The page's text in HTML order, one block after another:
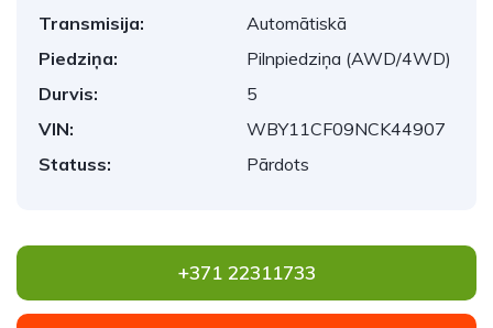
Transmisija:
Automātiskā
Piedziņa:
Pilnpiedziņa (AWD/4WD)
Durvis:
5
VIN:
WBY11CF09NCK44907
Statuss:
Pārdots
+371 22311733